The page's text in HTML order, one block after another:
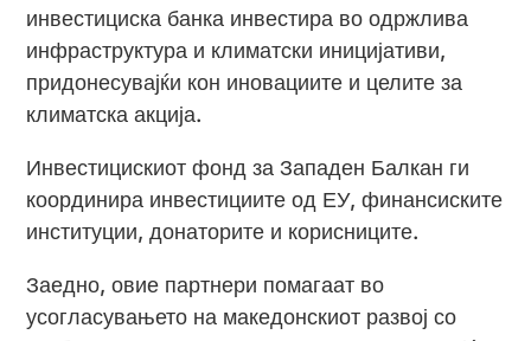
инвестициска банка инвестира во одржлива
инфраструктура и климатски иницијативи,
придонесувајќи кон иновациите и целите за
климатска акција.
Инвестицискиот фонд за Западен Балкан ги
координира инвестициите од ЕУ, финансиските
институции, донаторите и корисниците.
Заедно, овие партнери помагаат во
усогласувањето на македонскиот развој со